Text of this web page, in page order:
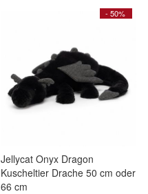
- 50%
Jellycat Onyx Dragon
Kuscheltier Drache 50 cm oder
66 cm